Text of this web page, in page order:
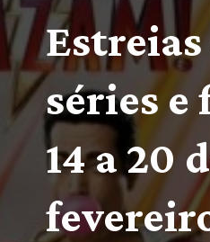
Estreias
séries e
14 a 20